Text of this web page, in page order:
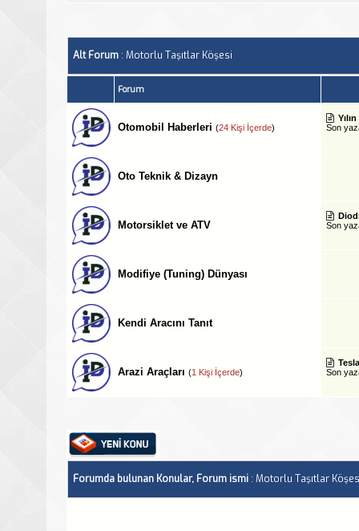
Alt Forum : Motorlu Taşıtlar Köşesi
Forum
Otomobil Haberleri (24 Kişi İçerde)
Son
Oto Teknik & Dizayn
Motorsiklet ve ATV
Son
Modifiye (Tuning) Dünyası
Kendi Aracını Tanıt
Arazi Araçları (1 Kişi İçerde)
Son
Forumda bulunan Konular, Forum ismi : Motorlu Taşıtlar